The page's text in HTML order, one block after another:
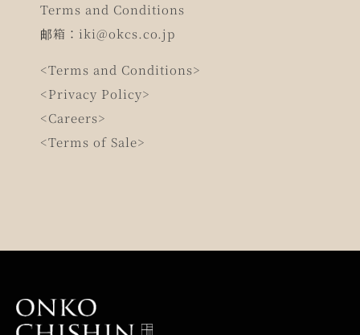
Terms and Conditions
邮箱： iki@okcs.co.jp
<Terms and Conditions>
<Privacy Policy>
<Careers>
<Terms of Sale>